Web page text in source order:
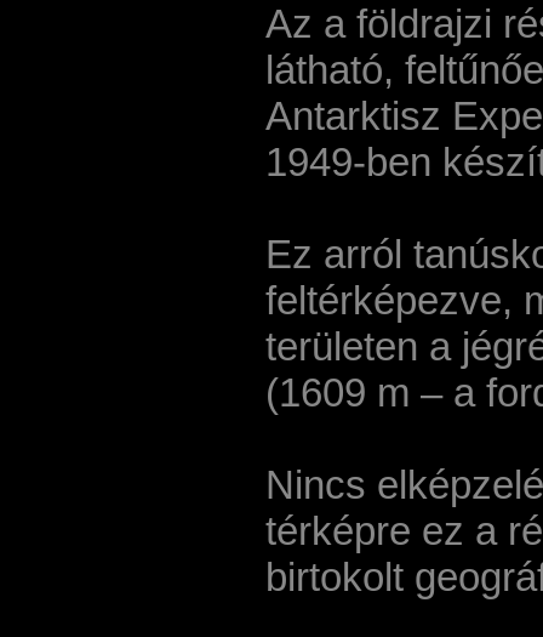
Az a földrajzi
látható,
Antarktisz
1949-ben
Ez arról
feltérképezve,
területen a
(1609 m – a
Nincs
térképre ez a
birtokolt